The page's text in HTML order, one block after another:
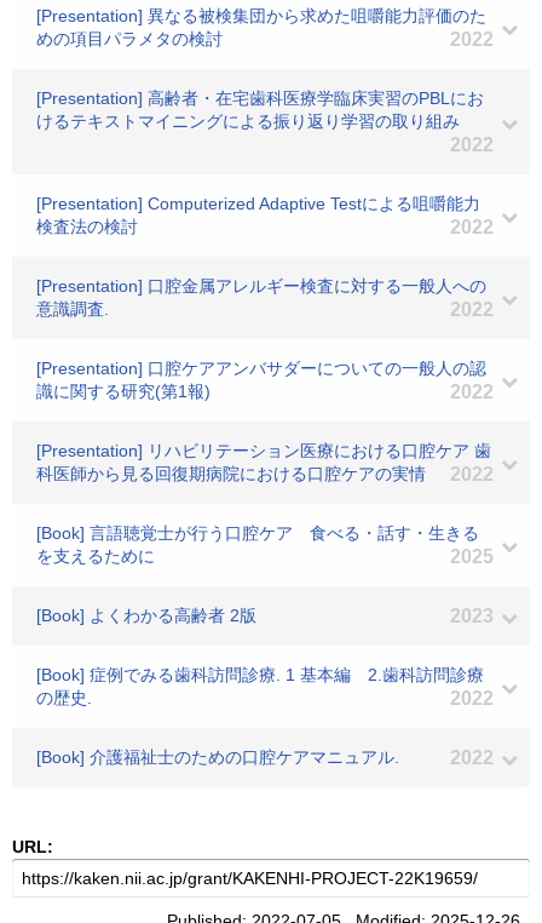
[Presentation] 異なる被検集団から求めた咀嚼能力評価のた
めの項目パラメタの検討
2022
[Presentation] 高齢者・在宅歯科医療学臨床実習のPBLにお
けるテキストマイニングによる振り返り学習の取り組み
2022
[Presentation] Computerized Adaptive Testによる咀嚼能力
検査法の検討
2022
[Presentation] 口腔金属アレルギー検査に対する一般人への
意識調査.
2022
[Presentation] 口腔ケアアンバサダーについての一般人の認
識に関する研究(第1報)
2022
[Presentation] リハビリテーション医療における口腔ケア 歯
科医師から見る回復期病院における口腔ケアの実情
2022
[Book] 言語聴覚士が行う口腔ケア 食べる・話す・生きる
を支えるために
2025
[Book] よくわかる高齢者 2版 2023
[Book] 症例でみる歯科訪問診療. 1 基本編 2.歯科訪問診療
の歴史.
2022
[Book] 介護福祉士のための口腔ケアマニュアル. 2022
URL: